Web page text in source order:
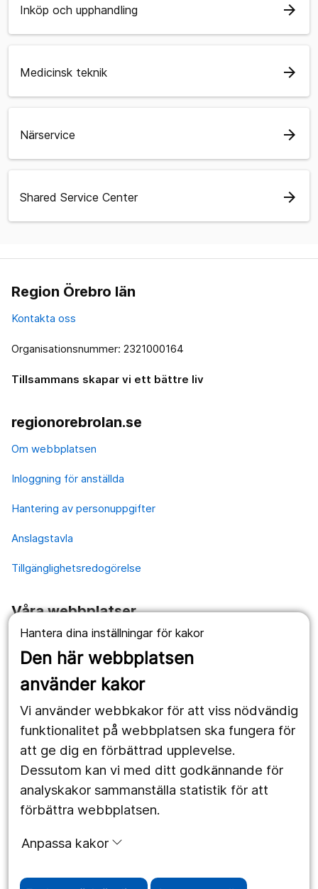
Hantera dina inställningar för kakor
Den här webbplatsen
använder kakor
Vi använder webbkakor för att viss nödvändig
funktionalitet på webbplatsen ska fungera för
att ge dig en förbättrad upplevelse.
Dessutom kan vi med ditt godkännande för
analyskakor sammanställa statistik för att
förbättra webbplatsen.
Anpassa kakor
Inköp och upphandling arrow_forward
Medicinsk teknik arrow_forward
Närservice arrow_forward
Shared Service Center arrow_forward
Region Örebro län
Kontakta oss
Organisationsnummer: 2321000164
Tillsammans skapar vi ett bättre liv
regionorebrolan.se
Om webbplatsen
Inloggning för anställda
Hantering av personuppgifter
Anslagstavla
Tillgänglighetsredogörelse
Våra webbplatser
1177.se
Länstrafiken
Utveckling
Följ oss
Facebook